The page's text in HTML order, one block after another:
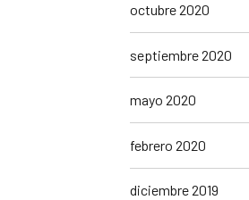
octubre 2020
septiembre 2020
mayo 2020
febrero 2020
diciembre 2019